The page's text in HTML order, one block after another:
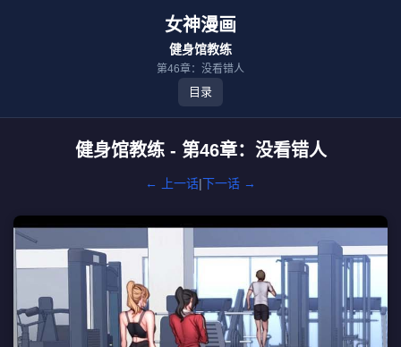
女神漫画
健身馆教练
第46章：没看错人
目录
健身馆教练 - 第46章：没看错人
← 上一话|下一话 →